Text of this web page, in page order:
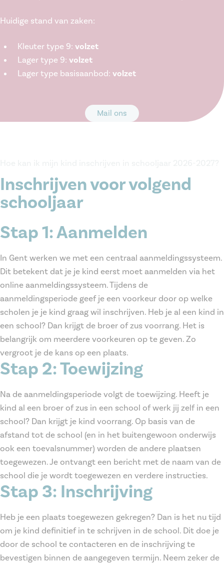
Huidige stand van zaken:
Kleuter type 9: volzet
Lager type 9: volzet
Lager type basisaanbod: volzet
Mail ons
Inschrijven voor volgend
schooljaar
Stap 1: Aanmelden
In Gent werken we met een centraal aanmeldingssysteem.
Dit betekent dat je je kind eerst moet aanmelden via het
online aanmeldingssysteem. Tijdens de
aanmeldingsperiode geef je een voorkeur door op welke
scholen je je kind graag wil inschrijven. Heb je al een kind in
een school? Dan krijgt de broer of zus voorrang. Het is
belangrijk om meerdere voorkeuren op te geven. Zo
vergroot je de kans op een plaats.
Stap 2: Toewijzing
Na de aanmeldingsperiode volgt de toewijzing. Heeft je
kind al een broer of zus in een school of werk jij zelf in een
school? Dan krijgt je kind voorrang. Op basis van de
afstand tot de school (en in het buitengewoon onderwijs
ook een toevalsnummer) worden de andere plaatsen
toegewezen. Je ontvangt een bericht met de naam van de
school die je wordt toegewezen en verdere instructies.
Stap 3: Inschrijving
Heb je een plaats toegewezen gekregen? Dan is het nu tijd
om je kind definitief in te schrijven in de school. Dit doe je
door de school te contacteren en de inschrijving te
bevestigen binnen de aangegeven termijn. Neem zeker de